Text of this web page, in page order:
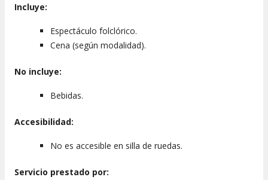
Incluye:
Espectáculo folclórico.
Cena (según modalidad).
No incluye:
Bebidas.
Accesibilidad:
No es accesible en silla de ruedas.
Servicio prestado por: